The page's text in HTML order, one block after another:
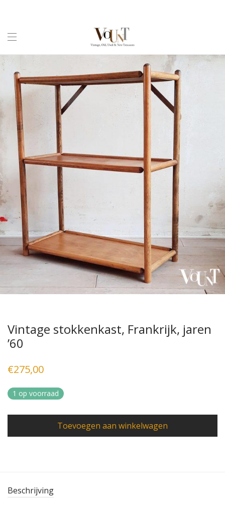
Vintage stokkenkast, Frankrijk, jaren
’60
€275,00
1 op voorraad
Toevoegen aan winkelwagen
Beschrijving